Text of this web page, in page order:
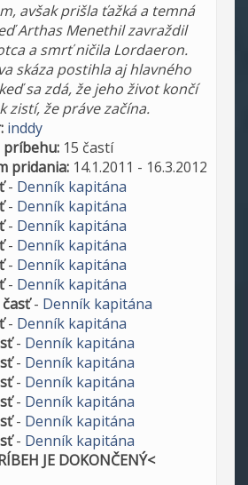
avšak prišla ťažká a temná
Arthas Menethil zavraždil
a smrť ničila Lordaeron.
skáza postihla aj hlavného
sa zdá, že jeho život končí
zistí, že práve začína.
inddy
príbehu: 15 častí
pridania: 14.1.2011 - 16.3.2012
- Denník kapitána
- Denník kapitána
- Denník kapitána
- Denník kapitána
- Denník kapitána
- Denník kapitána
časť- Denník kapitána
- Denník kapitána
- Denník kapitána
- Denník kapitána
- Denník kapitána
- Denník kapitána
- Denník kapitána
- Denník kapitána
JE DOKONČENÝ<